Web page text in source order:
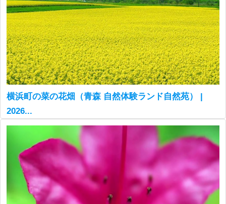
横浜町の菜の花畑（青森 自然体験ランド自然苑） |
2026...